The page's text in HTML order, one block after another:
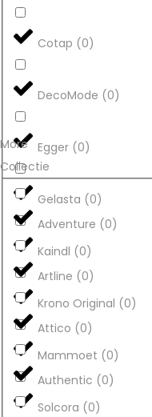
Cotap (0)
DecoMode (0)
Egger (0)
Gelasta (0)
Kaindl (0)
Krono Original (0)
Mammoet (0)
Solcora (0)
More
Collectie
Adventure (0)
Artline (0)
Attico (0)
Authentic (0)